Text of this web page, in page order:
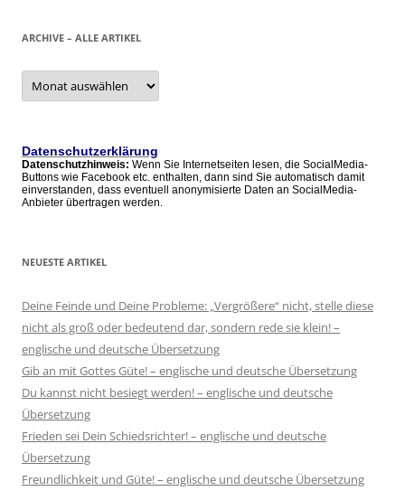
ARCHIVE – ALLE ARTIKEL
Archive
alle
Datenschutzerklärung
Datenschutzhinweis: Wenn Sie Internetseiten lesen, die SocialMedia-
Buttons wie Facebook etc. enthalten, dann sind Sie automatisch damit
einverstanden, dass eventuell anonymisierte Daten an SocialMedia-
Anbieter übertragen werden.
NEUESTE ARTIKEL
Deine Feinde und Deine Probleme: „Vergrößere“ nicht, stelle diese
nicht als groß oder bedeutend dar, sondern rede sie klein! –
englische und deutsche Übersetzung
Gib an mit Gottes Güte! – englische und deutsche Übersetzung
Du kannst nicht besiegt werden! – englische und deutsche
Übersetzung
Frieden sei Dein Schiedsrichter! – englische und deutsche
Übersetzung
Freundlichkeit und Güte! – englische und deutsche Übersetzung